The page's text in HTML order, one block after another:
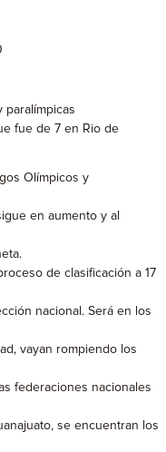
paralímpicas
fue de 7 en Rio de
Olímpicos y
en aumento y al
de clasificación a 17
nacional. Será en los
vayan rompiendo los
federaciones nacionales
se encuentran los